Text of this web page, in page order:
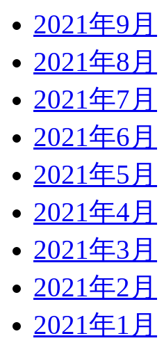
2021年9月
2021年8月
2021年7月
2021年6月
2021年5月
2021年4月
2021年3月
2021年2月
2021年1月